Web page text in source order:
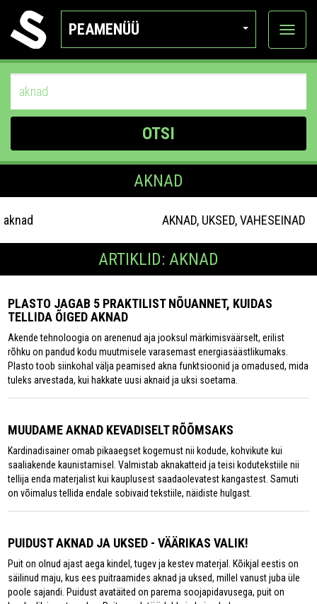
PEAMENÜÜ
Ava
OTSI
AKNAD
aknad AKNAD, UKSED, VAHESEINAD
ARTIKLID: AKNAD
PLASTO JAGAB 5 PRAKTILIST NÕUANNET, KUIDAS
TELLIDA ÕIGED AKNAD
Akende tehnoloogia on arenenud aja jooksul märkimisväärselt, erilist
rõhku on pandud kodu muutmisele varasemast energiasäästlikumaks.
Plasto toob siinkohal välja peamised akna funktsioonid ja omadused, mida
tuleks arvestada, kui hakkate uusi aknaid ja uksi soetama.
MUUDAME AKNAD KEVADISELT RÕÕMSAKS
Kardinadisainer omab pikaaegset kogemust nii kodude, kohvikute kui
saaliakende kaunistamisel. Valmistab aknakatteid ja teisi kodutekstiile nii
tellija enda materjalist kui kauplusest saadaolevatest kangastest. Samuti
on võimalus tellida endale sobivaid tekstiile, näidiste hulgast.
PUIDUST AKNAD JA UKSED - VÄÄRIKAS VALIK!
Puit on olnud ajast aega kindel, tugev ja kestev materjal. Kõikjal eestis on
säilinud maju, kus ees puitraamides aknad ja uksed, millel vanust juba üle
poole sajandi. Puidust avatäited on parema soojapidavusega, puit on